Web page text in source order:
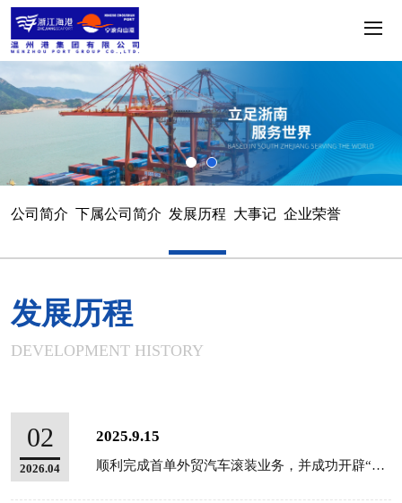
公司简介 下属公司简介 发展历程 大事记 企业荣誉
发展历程
DEVELOPMENT HISTORY
02
2026.04
2025.9.15
顺利完成首单外贸汽车滚装业务，并成功开辟“温州-迪拜”滚装新航线